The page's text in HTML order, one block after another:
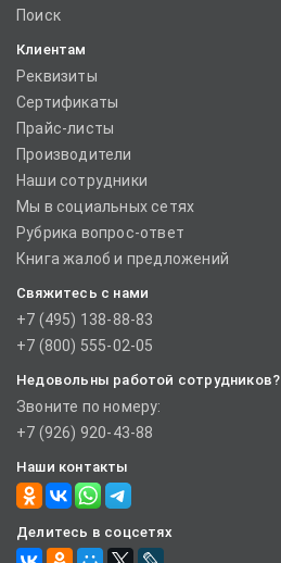
Поиск
Клиентам
Реквизиты
Сертификаты
Прайс-листы
Производители
Наши сотрудники
Мы в социальных сетях
Рубрика вопрос-ответ
Книга жалоб и предложений
Свяжитесь с нами
+7 (495) 138-88-83
+7 (800) 555-02-05
Недовольны работой сотрудников?
Звоните по номеру:
+7 (926) 920-43-88
Наши контакты
Делитесь в соцсетях